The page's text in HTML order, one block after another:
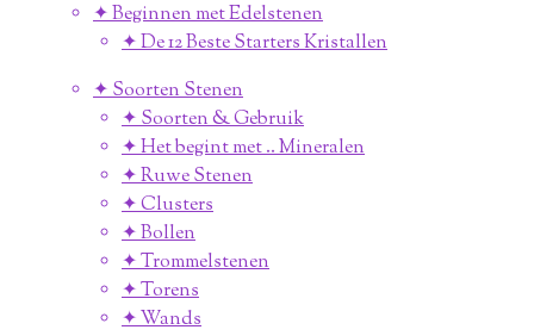
✦ Beginnen met Edelstenen
✦ De 12 Beste Starters Kristallen
✦ Soorten Stenen
✦ Soorten & Gebruik
✦ Het begint met .. Mineralen
✦ Ruwe Stenen
✦ Clusters
✦ Bollen
✦ Trommelstenen
✦ Torens
✦ Wands